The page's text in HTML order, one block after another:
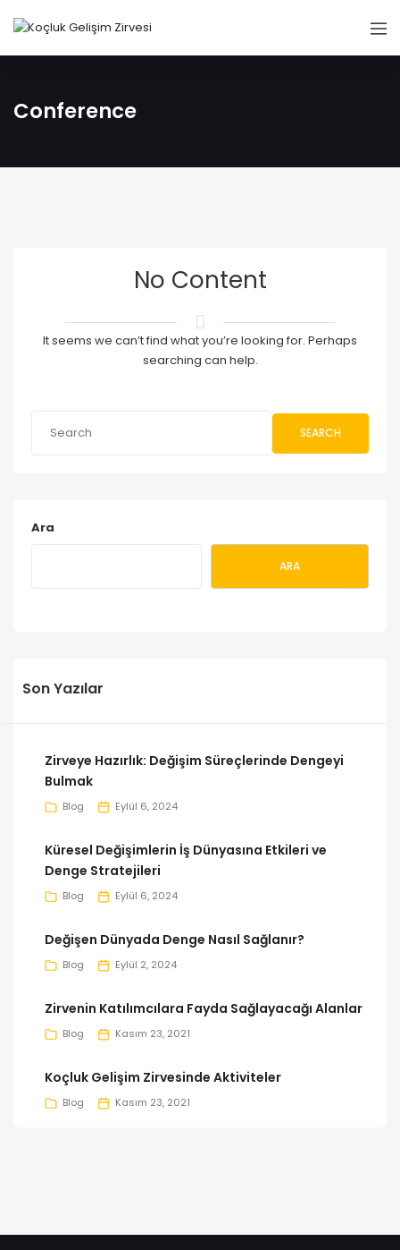
Conference
No Content
It seems we can’t find what you’re looking for. Perhaps
searching can help.
SEARCH
Ara
ARA
Son Yazılar
Zirveye Hazırlık: Değişim Süreçlerinde Dengeyi
Bulmak
Blog Eylül 6, 2024
Küresel Değişimlerin İş Dünyasına Etkileri ve
Denge Stratejileri
Blog Eylül 6, 2024
Değişen Dünyada Denge Nasıl Sağlanır?
Blog Eylül 2, 2024
Zirvenin Katılımcılara Fayda Sağlayacağı Alanlar
Blog Kasım 23, 2021
Koçluk Gelişim Zirvesinde Aktiviteler
Blog Kasım 23, 2021